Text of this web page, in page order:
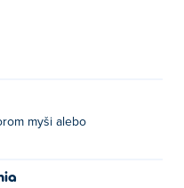
myši alebo